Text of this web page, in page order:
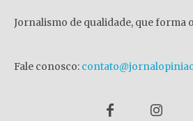
Jornalismo de qualidade, que forma
Fale conosco: